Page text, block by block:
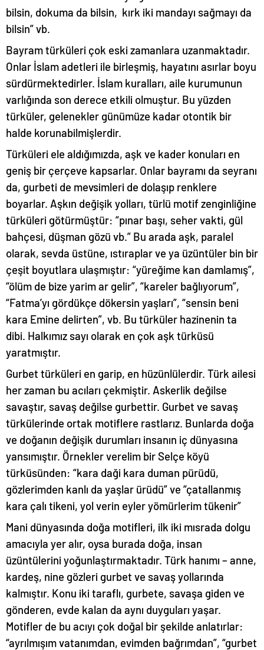
bilsin, dokuma da bilsin, kırk iki mandayı sağmayı da
bilsin” vb.
Bayram türküleri çok eski zamanlara uzanmaktadır.
Onlar İslam adetleri ile birleşmiş, hayatını asırlar boyu
sürdürmektedirler. İslam kuralları, aile kurumunun
varlığında son derece etkili olmuştur. Bu yüzden
türküler, gelenekler günümüze kadar otontik bir
halde korunabilmişlerdir.
Türküleri ele aldığımızda, aşk ve kader konuları en
geniş bir çerçeve kapsarlar. Onlar bayramı da seyranı
da, gurbeti de mevsimleri de dolaşıp renklere
boyarlar. Aşkın değişik yolları, türlü motif zenginliğine
türküleri götürmüştür: “pınar başı, seher vakti, gül
bahçesi, düşman gözü vb.” Bu arada aşk, paralel
olarak, sevda üstüne, ıstıraplar ve ya üzüntüler bin bir
çeşit boyutlara ulaşmıştır: “yüreğime kan damlamış”,
“ölüm de bize yarim ar gelir”, “kareler bağlıyorum”,
“Fatma’yı gördükçe dökersin yaşları”, “sensin beni
kara Emine delirten”, vb. Bu türküler hazinenin ta
dibi. Halkımız sayı olarak en çok aşk türküsü
yaratmıştır.
Gurbet türküleri en garip, en hüzünlülerdir. Türk ailesi
her zaman bu acıları çekmiştir. Askerlik değilse
savaştır, savaş değilse gurbettir. Gurbet ve savaş
türkülerinde ortak motiflere rastlarız. Bunlarda doğa
ve doğanın değişik durumları insanın iç dünyasına
yansımıştır. Örnekler verelim bir Selçe köyü
türküsünden: “kara daği kara duman pürüdü,
gözlerimden kanlı da yaşlar ürüdü” ve “çatallanmış
kara çalı tikeni, yol verin eyler yömürlerim tükenir”
Mani dünyasında doğa motifleri, ilk iki mısrada dolgu
amacıyla yer alır, oysa burada doğa, insan
üzüntülerini yoğunlaştırmaktadır. Türk hanımı – anne,
kardeş, nine gözleri gurbet ve savaş yollarında
kalmıştır. Konu iki taraflı, gurbete, savaşa giden ve
gönderen, evde kalan da aynı duyguları yaşar.
Motifler de bu acıyı çok doğal bir şekilde anlatırlar:
“ayrılmışım vatanımdan, evimden bağrımdan”, “gurbet